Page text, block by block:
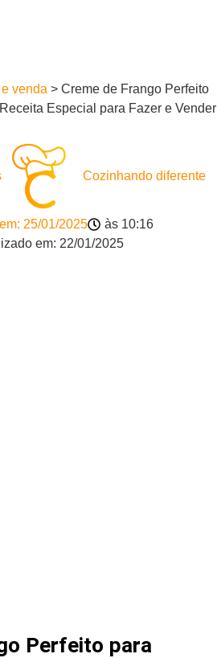
venda > Creme de Frango Perfeito
Especial para Fazer e Vender
Cozinhando diferente
25/01/2025 às 10:16
em: 22/01/2025
Perfeito para